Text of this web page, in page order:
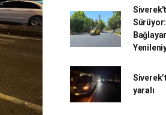
yaralı